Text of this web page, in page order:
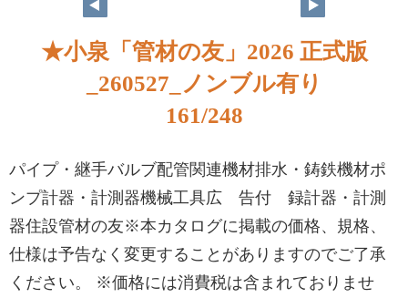
★小泉「管材の友」2026 正式版
_260527_ノンブル有り
161/248
パイプ・継手バルブ配管関連機材排水・鋳鉄機材ポ
ンプ計器・計測器機械工具広 告付 録計器・計測
器住設管材の友※本カタログに掲載の価格、規格、
仕様は予告なく変更することがありますのでご了承
ください。 ※価格には消費税は含まれておりませ